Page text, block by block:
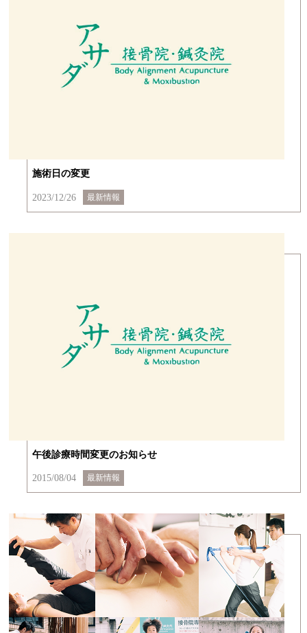
施術日の変更
2023/12/26 最新情報
午後診療時間変更のお知らせ
2015/08/04 最新情報